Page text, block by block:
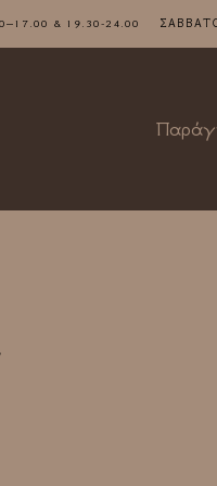
& 19.30-24.00